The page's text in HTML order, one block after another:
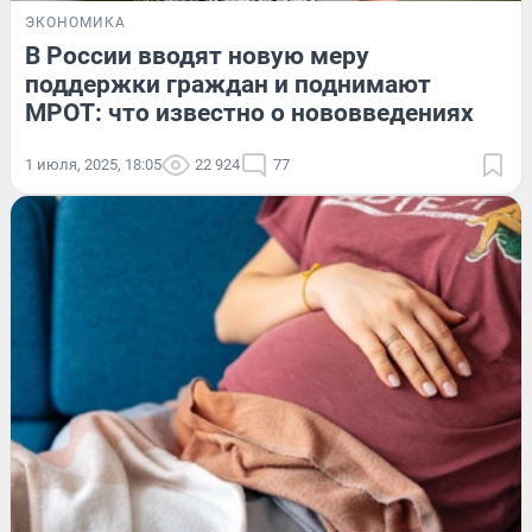
ЭКОНОМИКА
В России вводят новую меру
поддержки граждан и поднимают
МРОТ: что известно о нововведениях
1 июля, 2025, 18:05 22 924 77